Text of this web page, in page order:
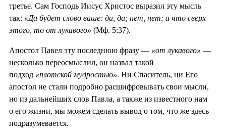
третье. Сам Господь Иисус Христос выразил эту мысль
так: «Да будет слово ваше: да, да; нет, нет; а что сверх
этого, то от лукавого» (Мф. 5:37).
Апостол Павел эту последнюю фразу — «от лукавого» —
несколько переосмыслил, он назвал такой
подход «плотской мудростью». Ни Спаситель, ни Его
апостол не стали подробно расшифровывать свои мысли,
но из дальнейших слов Павла, а также из известного нам
о его жизни, мы можем сделать вывод о том, что же здесь
подразумевается.